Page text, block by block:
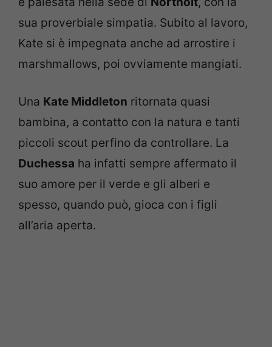
sua proverbiale simpatia. Subito al lavoro,
Kate si è impegnata anche ad arrostire i
marshmallows, poi ovviamente mangiati.
Una Kate Middleton ritornata quasi
bambina, a contatto con la natura e tanti
piccoli scout perfino da controllare. La
Duchessa ha infatti sempre affermato il
suo amore per il verde e gli alberi e
spesso, quando può, gioca con i figli
all’aria aperta.